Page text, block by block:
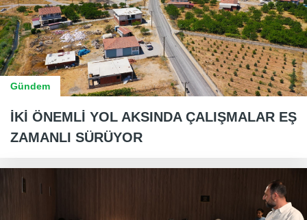
Gündem
İKİ ÖNEMLİ YOL AKSINDA ÇALIŞMALAR EŞ
ZAMANLI SÜRÜYOR